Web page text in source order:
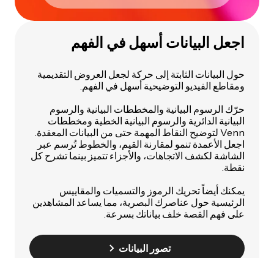
اجعل البيانات أسهل في الفهم
حول البيانات الثابتة إلى حركة لجعل العروض التقديمية
ومقاطع الفيديو التوضيحية أسهل في الفهم.
حرّك الرسوم البيانية والمخططات البيانية والرسوم
البيانية الدائرية والرسوم البيانية الخطية ومخططات
Venn لتوضيح النقاط المهمة حتى من البيانات المعقدة.
اجعل الأعمدة تنمو لمقارنة القيم، والخطوط تُرسم عبر
الشاشة لكشف الاتجاهات، والأجزاء تتميز بينما تشرح كل
نقطة.
يمكنك أيضاً تحريك الرموز والتسميات والمقاييس
الرئيسية حول عناصرك البصرية، مما يساعد المشاهدين
على فهم القصة خلف بياناتك بسرعة.
تصور البيانات